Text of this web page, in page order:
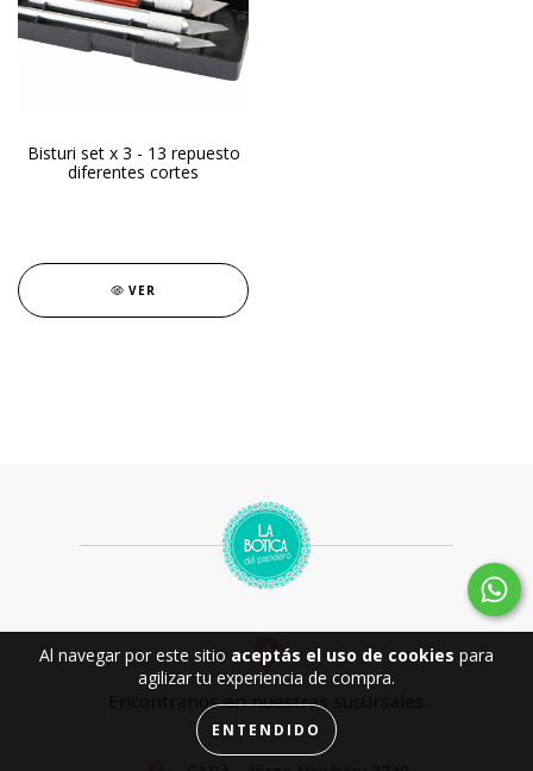
Al navegar por este sitio aceptás el uso de cookies para
agilizar tu experiencia de compra.
ENTENDIDO
Bisturi set x 3 - 13 repuesto
diferentes cortes
VER
Encontranos en nuestras sucursales